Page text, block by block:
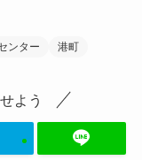
ンター 港町
よう